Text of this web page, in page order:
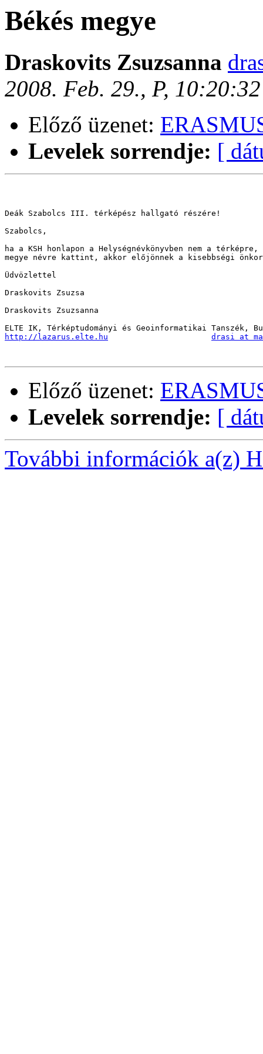
Békés megye
Draskovits Zsuzsanna
2008. Feb. 29., P,
Előző üzenet:
Levelek sorrendje: [
Deák Szabolcs III. térképész hallgató részére!
Szabolcs,
ha a KSH honlapon a Helységnévkönyvben nem a
megye névre kattint, akkor előjönnek a kisebbségi
Üdvözlettel
Draskovits Zsuzsa
Draskovits Zsuzsanna
http://lazarus.elte.hu drasi at
Előző üzenet:
Levelek sorrendje: [
További információk a(z)